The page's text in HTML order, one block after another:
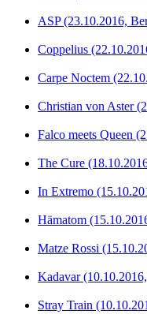
ASP (23.10.2016,
Coppelius
Carpe Noctem
Christian von Aster
Falco meets Queen
The Cure
In Extremo
Hämatom
Matze Rossi
Kadavar
Stray Train